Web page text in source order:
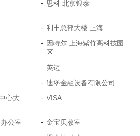
- 思科 北京银泰
- 利丰总部大楼 上海
-
因特尔 上海紫竹高科技园
区
- 英迈
- 迪堡金融设备有限公司
心大
- VISA
公室 - 金宝贝教室